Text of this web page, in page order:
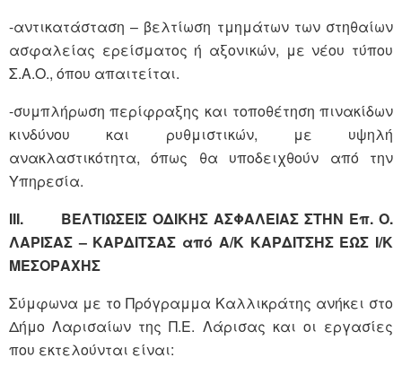
-αντικατάσταση – βελτίωση τμημάτων των στηθαίων
ασφαλείας ερείσματος ή αξονικών, με νέου τύπου
Σ.Α.Ο., όπου απαιτείται.
-συμπλήρωση περίφραξης και τοποθέτηση πινακίδων
κινδύνου και ρυθμιστικών, με υψηλή
ανακλαστικότητα, όπως θα υποδειχθούν από την
Υπηρεσία.
III. ΒΕΛΤΙΩΣΕΙΣ ΟΔΙΚΗΣ ΑΣΦΑΛΕΙΑΣ ΣΤΗΝ Επ. Ο.
ΛΑΡΙΣΑΣ – ΚΑΡΔΙΤΣΑΣ από Α/Κ ΚΑΡΔΙΤΣΗΣ ΕΩΣ Ι/Κ
ΜΕΣΟΡΑΧΗΣ
Σύμφωνα με το Πρόγραμμα Καλλικράτης ανήκει στο
Δήμο Λαρισαίων της Π.Ε. Λάρισας και οι εργασίες
που εκτελούνται είναι: